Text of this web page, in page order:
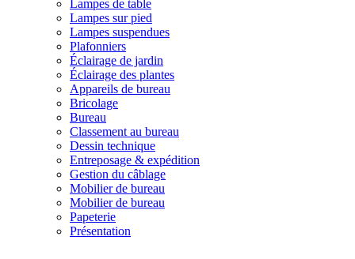
Lampes de table
Lampes sur pied
Lampes suspendues
Plafonniers
Éclairage de jardin
Éclairage des plantes
Appareils de bureau
Bricolage
Bureau
Classement au bureau
Dessin technique
Entreposage & expédition
Gestion du câblage
Mobilier de bureau
Mobilier de bureau
Papeterie
Présentation